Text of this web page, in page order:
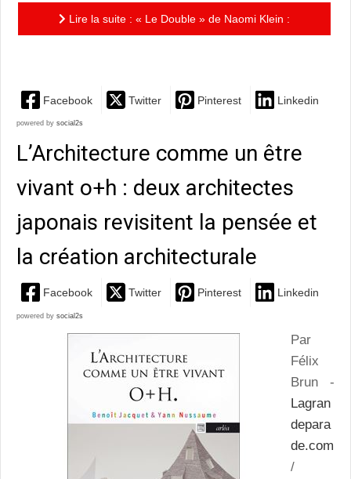
Lire la suite : « Le Double » de Naomi Klein :
Facebook Twitter Pinterest Linkedin
powered by social2s
L’Architecture comme un être
vivant o+h : deux architectes
japonais revisitent la pensée et
la création architecturale
Facebook Twitter Pinterest Linkedin
powered by social2s
Par
Félix
Brun -
Lagran
depara
de.com
/